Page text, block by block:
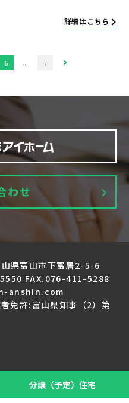
分譲（予定）住宅
詳細はこちら
6 ... 7
県富山市下冨居2-5-6
FAX.076-411-5288
anshin.com
免許:富山県知事（2）第